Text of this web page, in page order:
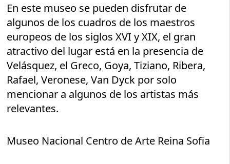
En este museo se pueden disfrutar de
algunos de los cuadros de los maestros
europeos de los siglos XVI y XIX, el gran
atractivo del lugar está en la presencia de
Velásquez, el Greco, Goya, Tiziano, Ribera,
Rafael, Veronese, Van Dyck por solo
mencionar a algunos de los artistas más
relevantes.
Museo Nacional Centro de Arte Reina Sofia